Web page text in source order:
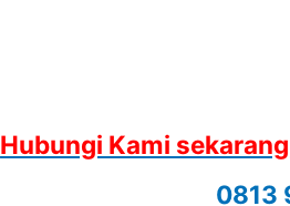
Hubungi Kami
0813